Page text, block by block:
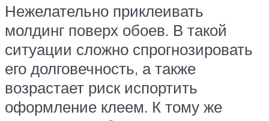
Нежелательно приклеивать
молдинг поверх обоев. В такой
ситуации сложно спрогнозировать
его долговечность, а также
возрастает риск испортить
оформление клеем. К тому же